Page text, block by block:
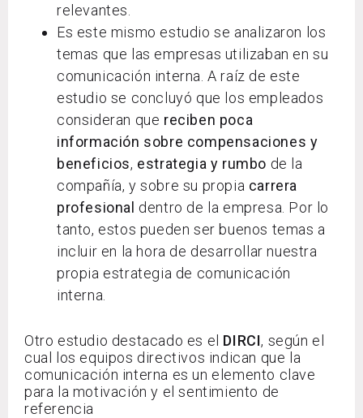
relevantes.
Es este mismo estudio se analizaron los
temas que las empresas utilizaban en su
comunicación interna. A raíz de este
estudio se concluyó que los empleados
consideran que reciben poca
información sobre compensaciones y
beneficios, estrategia y rumbo de la
compañía, y sobre su propia carrera
profesional dentro de la empresa. Por lo
tanto, estos pueden ser buenos temas a
incluir en la hora de desarrollar nuestra
propia estrategia de comunicación
interna.
Otro estudio destacado es el DIRCI, según el
cual los equipos directivos indican que la
comunicación interna es un elemento clave
para la motivación y el sentimiento de
referencia